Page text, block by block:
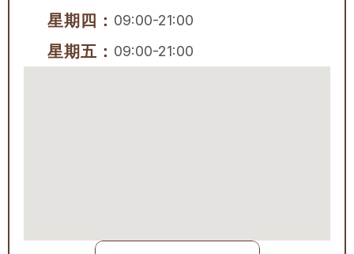
星期四： 09:00-21:00
星期五： 09:00-21:00